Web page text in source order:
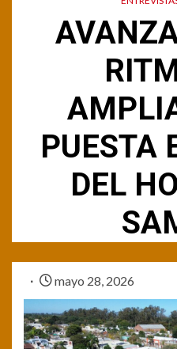
PUESTA
DEL
mayo 28, 2026